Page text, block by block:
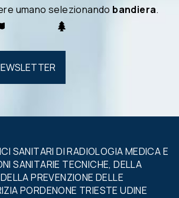
umano selezionando bandiera.
SANITARI DI RADIOLOGIA MEDICA E
SANITARIE TECNICHE, DELLA
PREVENZIONE DELLE
PORDENONE TRIESTE UDINE